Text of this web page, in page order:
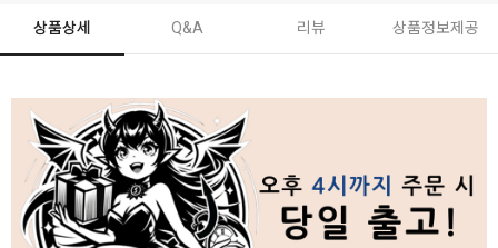
상품상세 Q&A 리뷰 상품정보제공